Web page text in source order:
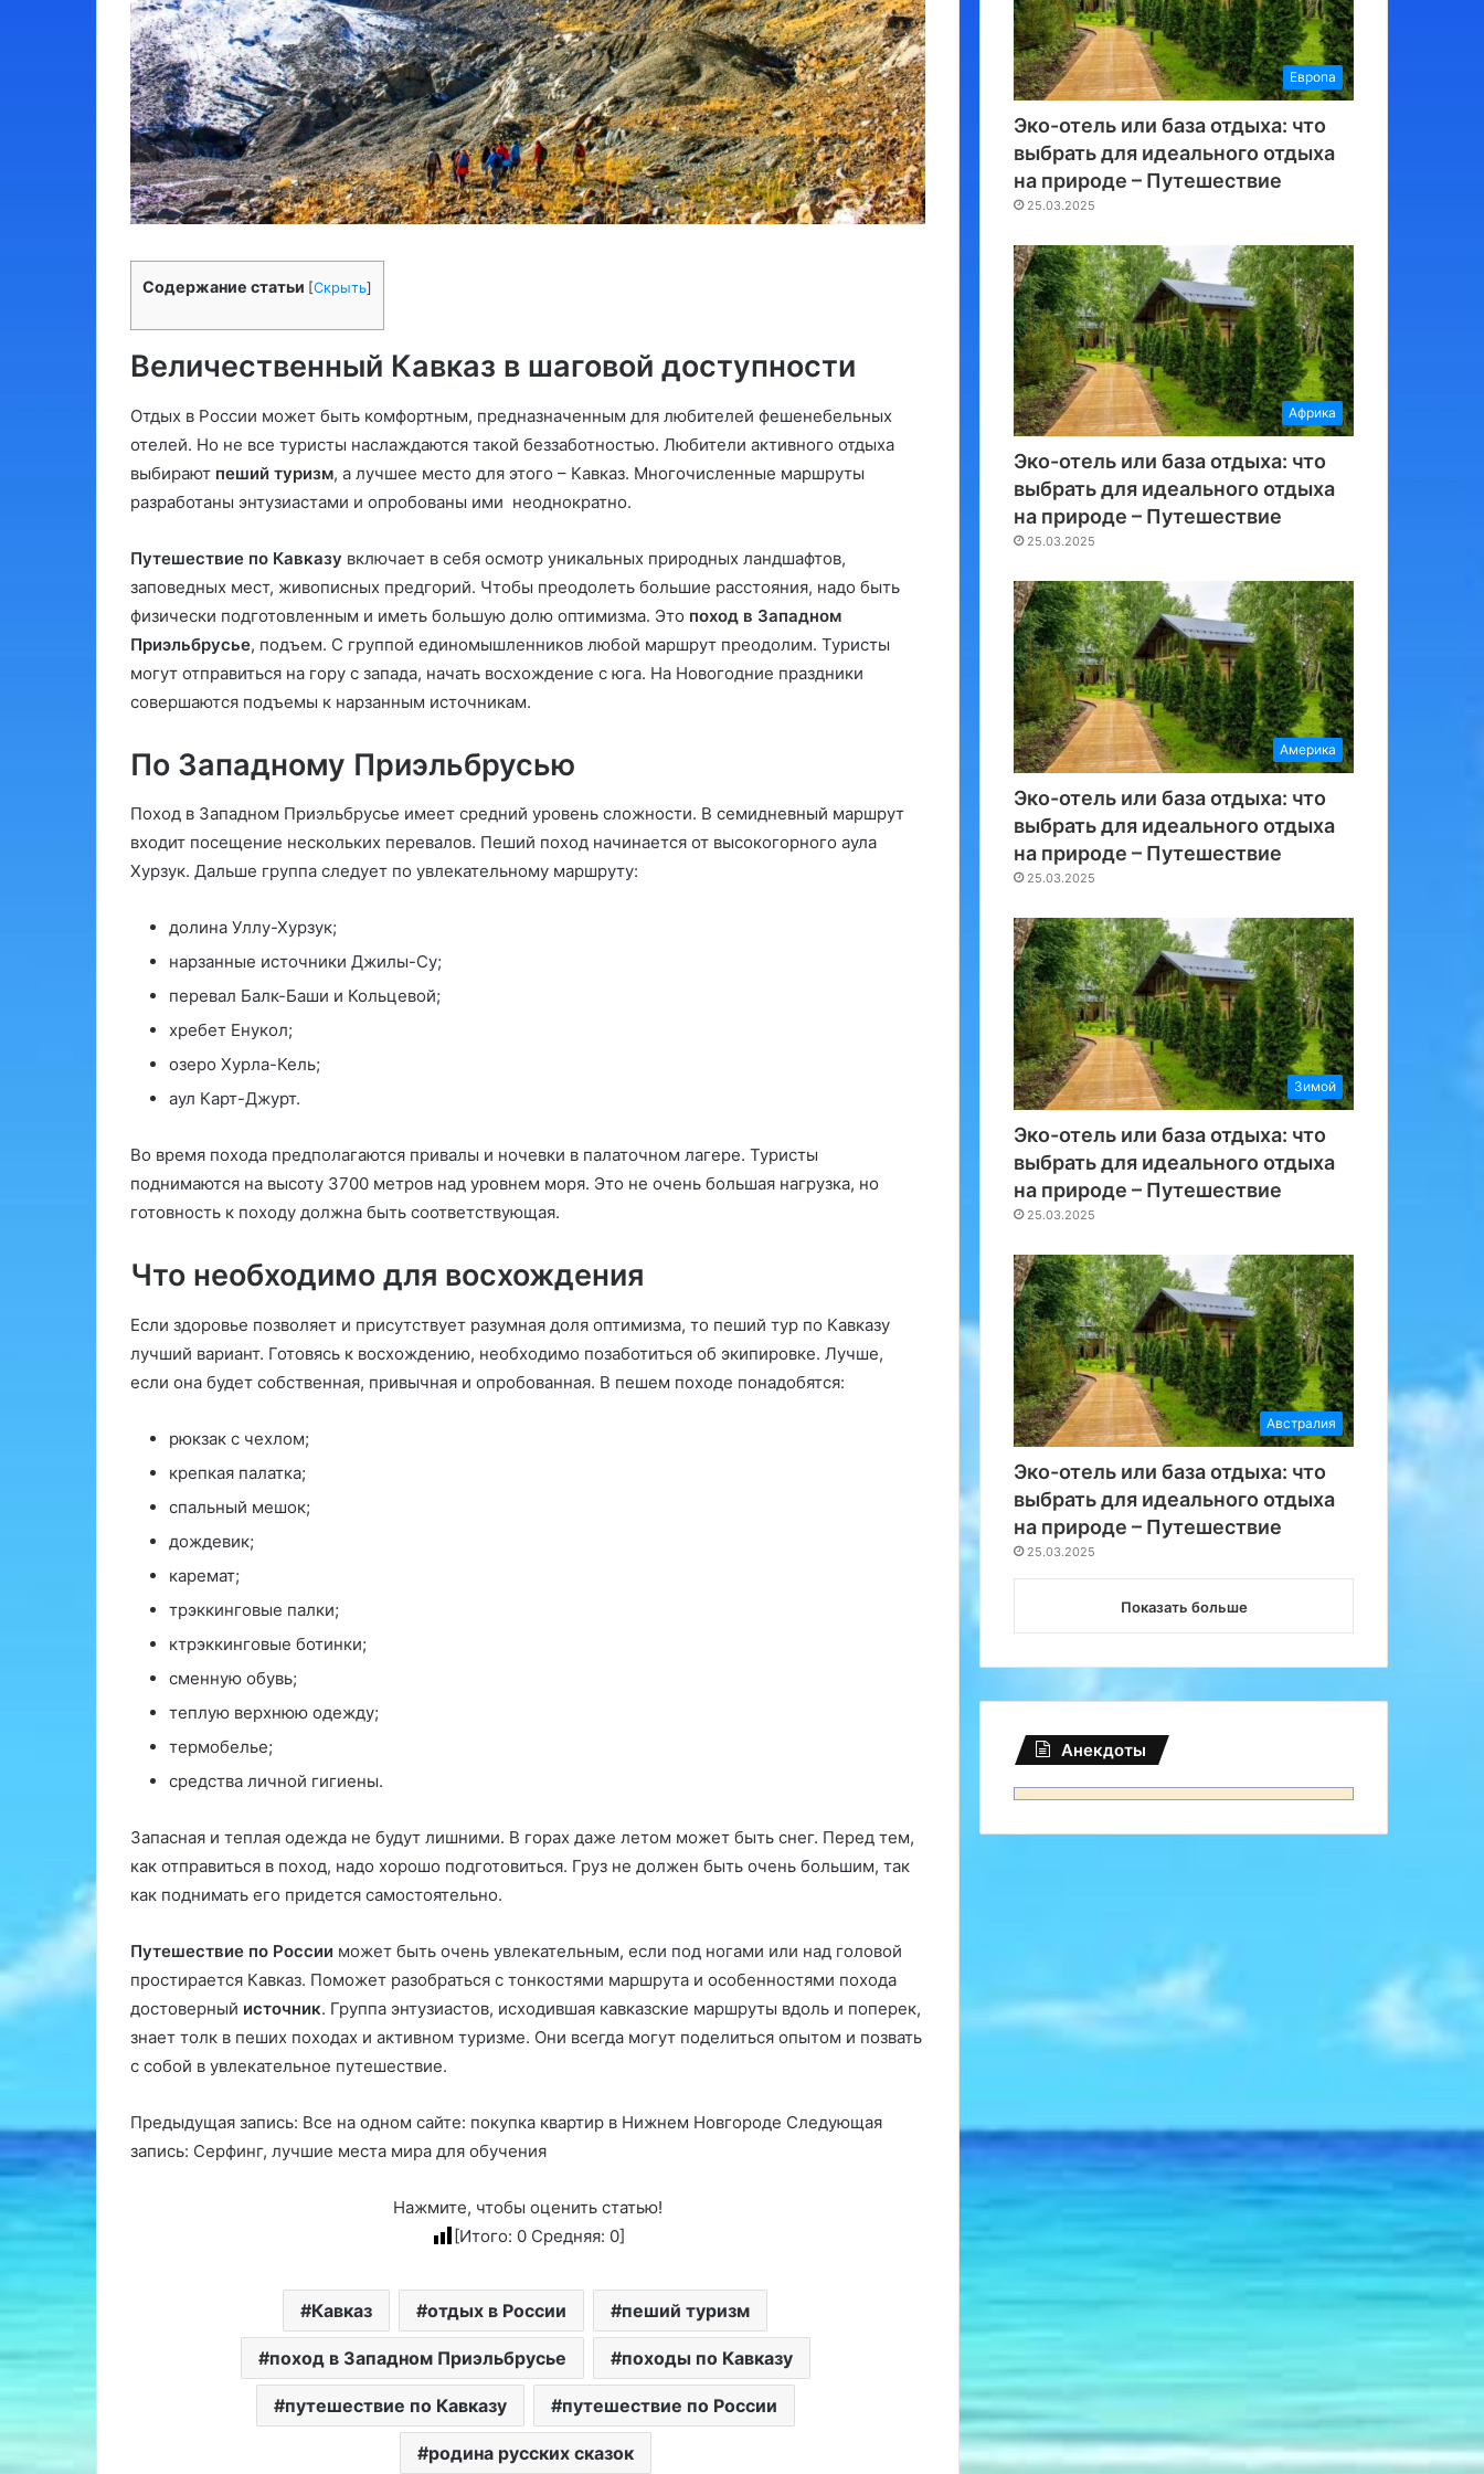
Содержание статьи [Скрыть]
Величественный Кавказ в шаговой доступности
Отдых в России может быть комфортным, предназначенным для любителей фешенебельных
отелей. Но не все туристы наслаждаются такой беззаботностью. Любители активного отдыха
выбирают пеший туризм, а лучшее место для этого – Кавказ. Многочисленные маршруты
разработаны энтузиастами и опробованы ими неоднократно.
Путешествие по Кавказу включает в себя осмотр уникальных природных ландшафтов,
заповедных мест, живописных предгорий. Чтобы преодолеть большие расстояния, надо быть
физически подготовленным и иметь большую долю оптимизма. Это поход в Западном
Приэльбрусье, подъем. С группой единомышленников любой маршрут преодолим. Туристы
могут отправиться на гору с запада, начать восхождение с юга. На Новогодние праздники
совершаются подъемы к нарзанным источникам.
По Западному Приэльбрусью
Поход в Западном Приэльбрусье имеет средний уровень сложности. В семидневный маршрут
входит посещение нескольких перевалов. Пеший поход начинается от высокогорного аула
Хурзук. Дальше группа следует по увлекательному маршруту:
долина Уллу-Хурзук;
нарзанные источники Джилы-Су;
перевал Балк-Баши и Кольцевой;
хребет Енукол;
озеро Хурла-Кель;
аул Карт-Джурт.
Во время похода предполагаются привалы и ночевки в палаточном лагере. Туристы
поднимаются на высоту 3700 метров над уровнем моря. Это не очень большая нагрузка, но
готовность к походу должна быть соответствующая.
Что необходимо для восхождения
Если здоровье позволяет и присутствует разумная доля оптимизма, то пеший тур по Кавказу
лучший вариант. Готовясь к восхождению, необходимо позаботиться об экипировке. Лучше,
если она будет собственная, привычная и опробованная. В пешем походе понадобятся:
рюкзак с чехлом;
крепкая палатка;
спальный мешок;
дождевик;
каремат;
трэккинговые палки;
ктрэккинговые ботинки;
сменную обувь;
теплую верхнюю одежду;
термобелье;
средства личной гигиены.
Запасная и теплая одежда не будут лишними. В горах даже летом может быть снег. Перед тем,
как отправиться в поход, надо хорошо подготовиться. Груз не должен быть очень большим, так
как поднимать его придется самостоятельно.
Путешествие по России может быть очень увлекательным, если под ногами или над головой
простирается Кавказ. Поможет разобраться с тонкостями маршрута и особенностями похода
достоверный источник. Группа энтузиастов, исходившая кавказские маршруты вдоль и поперек,
знает толк в пеших походах и активном туризме. Они всегда могут поделиться опытом и позвать
с собой в увлекательное путешествие.
Предыдущая запись: Все на одном сайте: покупка квартир в Нижнем Новгороде Следующая
запись: Серфинг, лучшие места мира для обучения
Нажмите, чтобы оценить статью!
[Итого: 0Средняя: 0]
Кавказ отдых в России пеший туризм
поход в Западном Приэльбрусье походы по Кавказу
путешествие по Кавказу путешествие по России
родина русских сказок
Европа
Эко-отель или база отдыха: что
выбрать для идеального отдыха
на природе – Путешествие
25.03.2025
Африка
Эко-отель или база отдыха: что
выбрать для идеального отдыха
на природе – Путешествие
25.03.2025
Америка
Эко-отель или база отдыха: что
выбрать для идеального отдыха
на природе – Путешествие
25.03.2025
Зимой
Эко-отель или база отдыха: что
выбрать для идеального отдыха
на природе – Путешествие
25.03.2025
Австралия
Эко-отель или база отдыха: что
выбрать для идеального отдыха
на природе – Путешествие
25.03.2025
Показать больше
Анекдоты